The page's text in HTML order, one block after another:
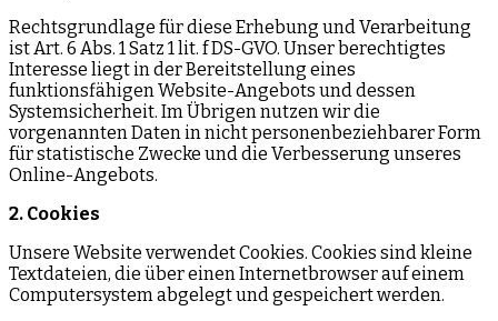
Rechtsgrundlage für diese Erhebung und Verarbeitung
ist Art. 6 Abs. 1 Satz 1 lit. f DS-GVO. Unser berechtigtes
Interesse liegt in der Bereitstellung eines
funktionsfähigen Website-Angebots und dessen
Systemsicherheit. Im Übrigen nutzen wir die
vorgenannten Daten in nicht personenbeziehbarer Form
für statistische Zwecke und die Verbesserung unseres
Online-Angebots.
2. Cookies
Unsere Website verwendet Cookies. Cookies sind kleine
Textdateien, die über einen Internetbrowser auf einem
Computersystem abgelegt und gespeichert werden.